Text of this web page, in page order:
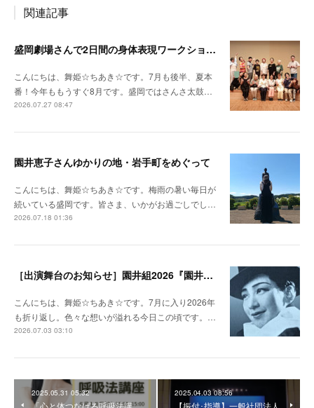
関連記事
盛岡劇場さんで2日間の身体表現ワークショップをさせていただきました！
こんにちは、舞姫☆ちあき☆です。7月も後半、夏本
番！今年ももうすぐ8月です。盛岡ではさんさ太鼓…
2026.07.27 08:47
園井恵子さんゆかりの地・岩手町をめぐって
こんにちは、舞姫☆ちあき☆です。梅雨の暑い毎日が
続いている盛岡です。皆さま、いかがお過ごしでし…
2026.07.18 01:36
［出演舞台のお知らせ］園井組2026『園井恵子 なんじょしても』ふるさと演劇公演 in 岩手町
こんにちは、舞姫☆ちあき☆です。7月に入り2026年
も折り返し。色々な想いが溢れる今日この頃です。…
2026.07.03 03:10
2025.05.31 05:32
「心と体つなげる呼吸法講
2025.04.03 08:56
【振付･指導】一般社団法人